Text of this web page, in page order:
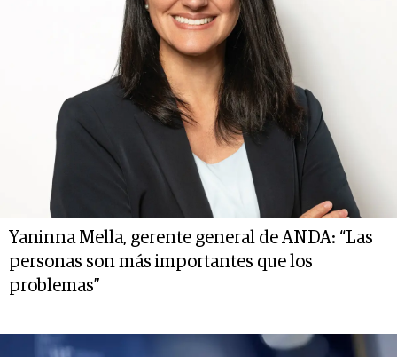
Yaninna Mella, gerente general de ANDA: “Las
personas son más importantes que los
problemas”